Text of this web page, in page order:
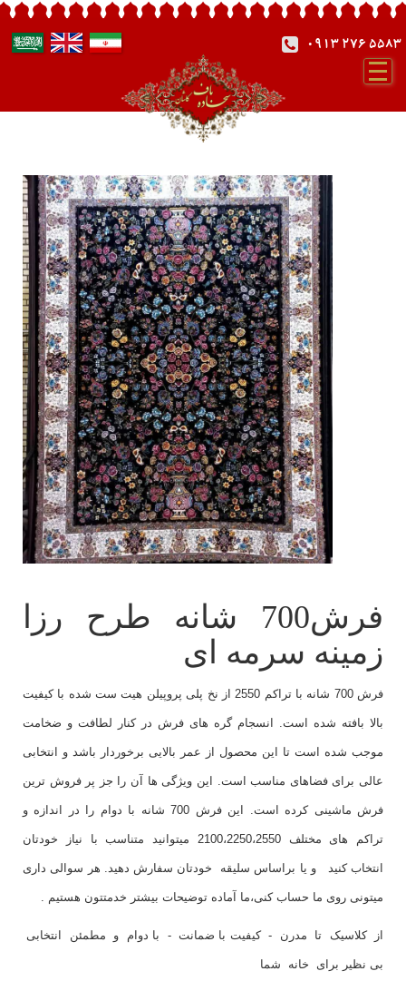
0913 276 5583
فرش700 شانه طرح رزا
زمینه سرمه ای
فرش 700 شانه با تراکم 2550 از نخ پلی پروپیلن هیت ست شده با کیفیت
بالا بافته شده است. انسجام گره های فرش در کنار لطافت و ضخامت
موجب شده است تا این محصول از عمر بالایی برخوردار باشد و انتخابی
عالی برای فضاهای مناسب است. این ویژگی ها آن را جز پر فروش ترین
فرش ماشینی کرده است. این فرش 700 شانه با دوام را در اندازه و
تراکم های مختلف 2100،2250،2550 میتوانید متناسب با نیاز خودتان
انتخاب کنید و یا براساس سلیقه خودتان سفارش دهید. هر سوالی داری
میتونی روی ما حساب کنی،ما آماده توضیحات بیشتر خدمتتون هستیم .
از کلاسیک تا مدرن - کیفیت با ضمانت - با دوام و مطمئن انتخابی
بی نظیر برای خانه شما